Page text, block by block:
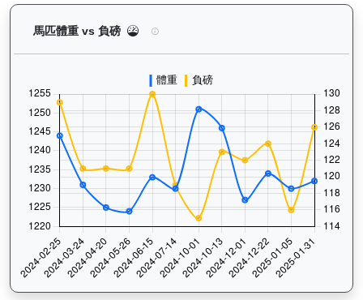
馬匹體重 vs 負磅 龍之輝（H410）— 馬匹體重與負磅走